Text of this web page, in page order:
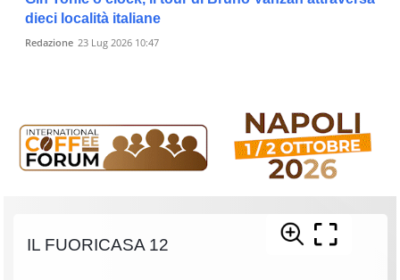
dieci località italiane
Redazione 23 Lug 2026 10:47